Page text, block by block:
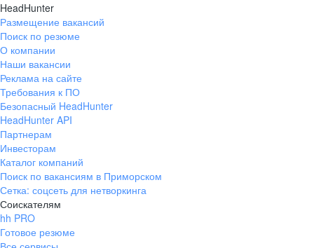
HeadHunter
Размещение вакансий
Поиск по резюме
О компании
Наши вакансии
Реклама на сайте
Требования к ПО
Безопасный HeadHunter
HeadHunter API
Партнерам
Инвесторам
Каталог компаний
Поиск по вакансиям в Приморском
Сетка: соцсеть для нетворкинга
Соискателям
hh PRO
Готовое резюме